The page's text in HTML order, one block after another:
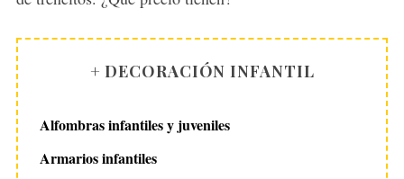
+ DECORACIÓN INFANTIL
Alfombras infantiles y juveniles
Armarios infantiles